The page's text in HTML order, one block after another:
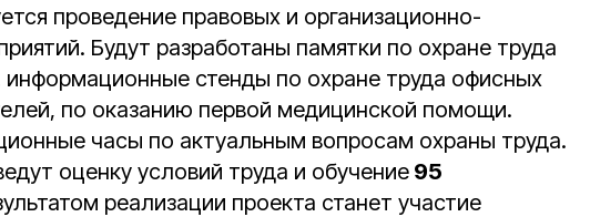
проведение правовых и организационно-
Будут разработаны памятки по охране труда
информационные стенды по охране труда офисных
по оказанию первой медицинской помощи.
часы по актуальным вопросам охраны труда.
оценку условий труда и обучение 95
реализации проекта станет участие